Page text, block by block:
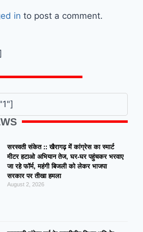
in to post a comment.
सरस्वती संकेत :: खैरागढ़ में कांग्रेस का स्मार्ट
मीटर हटाओ अभियान तेज, घर-घर पहुंचकर भरवाए
जा रहे फॉर्म, महंगी बिजली को लेकर भाजपा
सरकार पर तीखा हमला
August 2, 2026